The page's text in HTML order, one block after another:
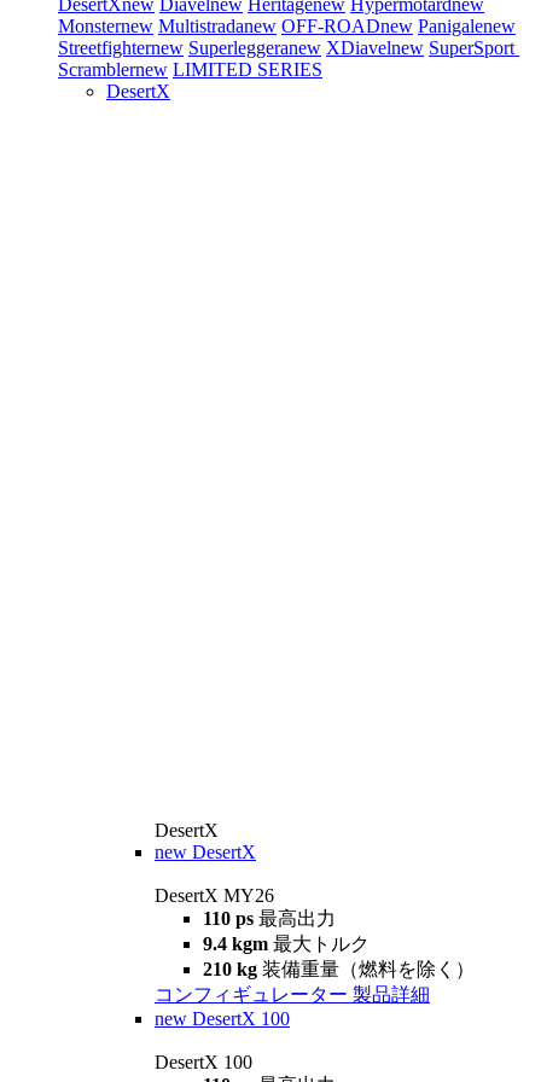
DesertXnew Diavelnew Heritagenew Hypermotardnew
Monsternew Multistradanew OFF-ROADnew Panigalenew
Streetfighternew Superleggeranew XDiavelnew SuperSport
Scramblernew LIMITED SERIES
DesertX
DesertX
new DesertX
DesertX MY26
110 ps 最高出力
9.4 kgm 最大トルク
210 kg 装備重量（燃料を除く）
コンフィギュレーター 製品詳細
new DesertX 100
DesertX 100